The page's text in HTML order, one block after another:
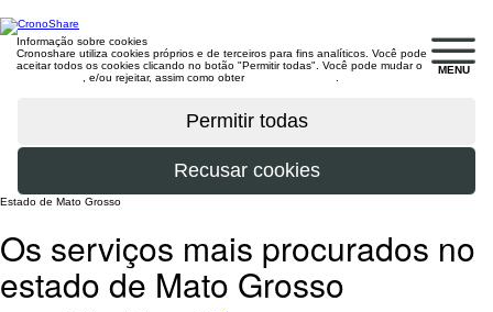
MENU
Informação sobre cookies
Cronoshare utiliza cookies próprios e de terceiros para fins analíticos. Você pode
aceitar todos os cookies clicando no botão "Permitir todas". Você pode mudar o
, e/ou rejeitar, assim como obter
Estado de Mato Grosso
Os serviços mais procurados no
estado de Mato Grosso